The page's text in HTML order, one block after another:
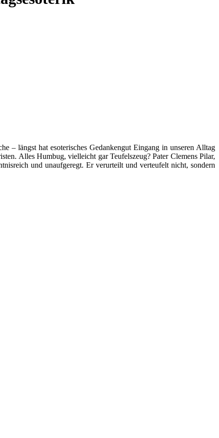
– längst hat esoterisches Gedankengut Eingang in unseren Alltag
Alles Humbug, vielleicht gar Teufelszeug? Pater Clemens Pilar,
und unaufgeregt. Er verurteilt und verteufelt nicht, sondern